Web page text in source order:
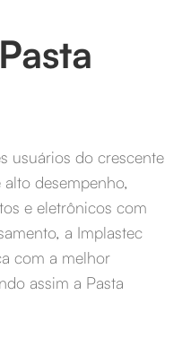
usuários do crescente
desempenho,
e eletrônicos com
a Implastec
com a melhor
assim a Pasta